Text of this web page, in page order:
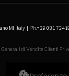
MI Italy | Ph.+39 031
di Vendita Clienti